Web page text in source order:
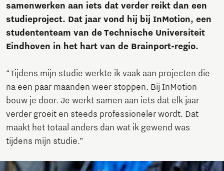
samenwerken aan iets dat verder reikt dan een
studieproject. Dat jaar vond hij bij InMotion, een
studententeam van de Technische Universiteit
Eindhoven in het hart van de Brainport-regio.
“Tijdens mijn studie werkte ik vaak aan projecten die
na een paar maanden weer stoppen. Bij InMotion
bouw je door. Je werkt samen aan iets dat elk jaar
verder groeit en steeds professioneler wordt. Dat
maakt het totaal anders dan wat ik gewend was
tijdens mijn studie.”